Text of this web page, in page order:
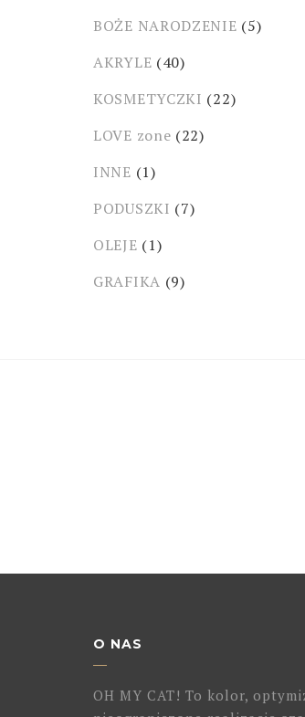
BOŻE NARODZENIE (5)
AKRYLE (40)
KOSMETYCZKI (22)
LOVE zone (22)
INNE (1)
PODUSZKI (7)
OLEJE (1)
GRAFIKA (9)
O NAS
OH MY CAT! To kolor,